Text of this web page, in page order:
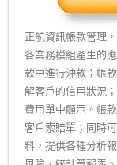
正航資訊帳款管理
各業務模組產生的
款中進行沖款；帳
解客戶的信用狀況
費用單中顯示。帳
客戶索賠單；同時
料，提供各種分析